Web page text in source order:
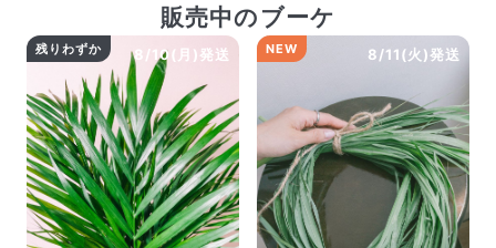
お花をベストなタイミングで発送しているため、お届け日の
指定はできません。受け取り時間帯は、発送後にクロネコヤ
マトのアプリから変更可能です。
Q. 注文後にキャンセルできますか？
ご注文後一定時間内であればキャンセル可能です。
販売中のブーケ
8/10(月)発送
残りわずか 8/11(火)発送
NEW